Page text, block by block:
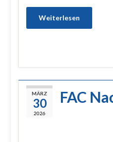
Weiterlesen
MÄRZ
30
2026
FAC